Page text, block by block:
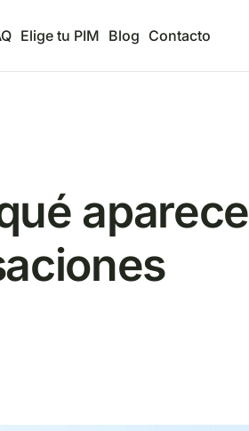
Elige tu PIM Blog Contacto
aparece